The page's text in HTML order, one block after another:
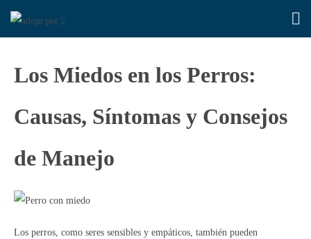
Los Miedos en los Perros:
Causas, Síntomas y Consejos
de Manejo
Los perros, como seres sensibles y empáticos, también pueden